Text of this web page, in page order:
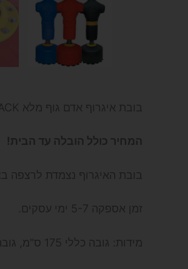
בובת איגרוף אדם גוף מלא JACK, לאימון איגרוף ידיים ורגליים, עשויה מסיליקון TOP.
המחיר כולל הובלה עד הבית!
בובת האיגרוף נצמדת לרצפה
זמן אספקה 5-7 ימי עסקים.
מידות: גובה כללי 175 ס"מ, גובה גוף 110 ס"מ.